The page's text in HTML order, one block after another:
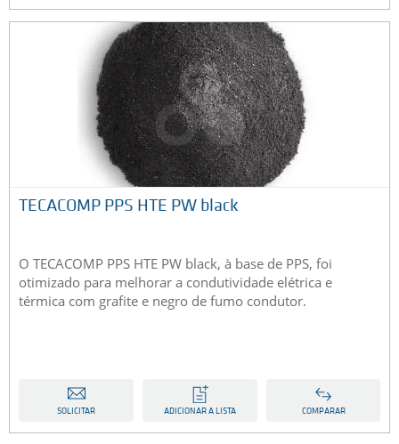
TECACOMP PPS HTE PW black
O TECACOMP PPS HTE PW black, à base de PPS, foi
otimizado para melhorar a condutividade elétrica e
térmica com grafite e negro de fumo condutor.
SOLICITAR ADICIONAR A LISTA COMPARAR